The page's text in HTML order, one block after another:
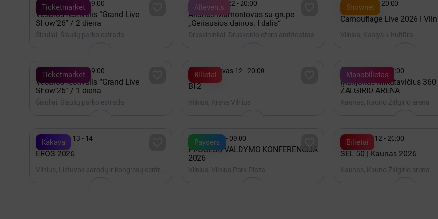
Ticketmarket
Rugpjūtis 08 - 19:00
Vasaros festivalis “Grand Live
Show’26” / 2 diena
Šiauliai, Šiaulių parko estrada
Allevents
 Rugpjūtis 22 - 20:00
Andrius Mamontovas su grupe
„Geriausios dainos. I dalis“
Druskininkai, Druskonio ežero amfiteatras
Shownet
Spalis 15 - 20:00
Camouflage Live 2026 |
Vilnius, Kablys + Kultūra
Ticketmarket
Rugpjūtis 07 - 19:00
Vasaros festivalis “Grand Live
Show’26” / 1 diena
Šiauliai, Šiaulių parko estrada
Bilietai
2027 Kovas 12 - 20:00
BI-2
Vilnius, Arena Vilnius
Manobilietas
 Gruodis 19 - 20:00
Marijonas Mikutavičius
ŽALGIRIO ARENA
Kaunas, Kauno Žalgirio arena
Kakava
Lapkritis 13 - 14
EROS 2026
Paysera 
Spalis 22 - 09:00
PROCESŲ VALDYMO KONFERENCIJA
2026
Vilnius, Vilnius Park Plaza
Bilietai
Gruodis 12 - 20:00
SEL 50 | Kaunas 2026
Kaunas, Kauno Žalgirio arena